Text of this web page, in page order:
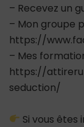
– Recevez un
– Mon groupe
https://
– Mes
https://
seduction/
Si vous êtes